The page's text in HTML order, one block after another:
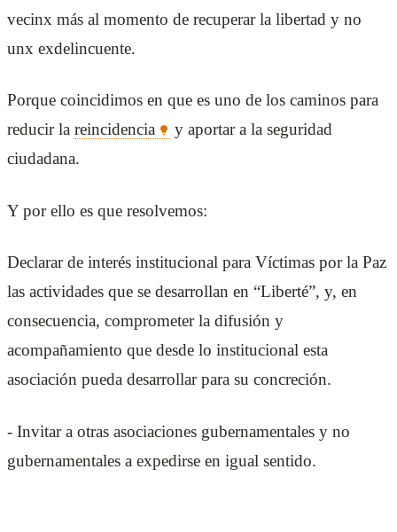
vecinx más al momento de recuperar la libertad y no
unx exdelincuente.
Porque coincidimos en que es uno de los caminos para
reducir la reincidencia
y aportar a la seguridad
ciudadana.
Y por ello es que resolvemos:
Declarar de interés institucional para Víctimas por la Paz
las actividades que se desarrollan en “Liberté”, y, en
consecuencia, comprometer la difusión y
acompañamiento que desde lo institucional esta
asociación pueda desarrollar para su concreción.
- Invitar a otras asociaciones gubernamentales y no
gubernamentales a expedirse en igual sentido.